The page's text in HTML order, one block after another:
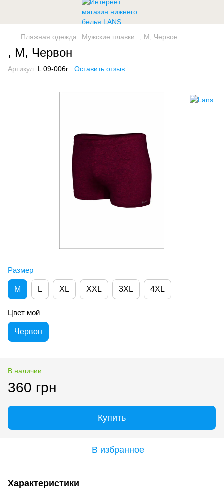
Пляжная одежда Мужские плавки , M, Червон
, M, Червон
Артикул: L 09-006r Оставить отзыв
Размер
M L XL XXL 3XL 4XL
Цвет мой
Червон
В наличии
360 грн
Купить
В избранное
Характеристики